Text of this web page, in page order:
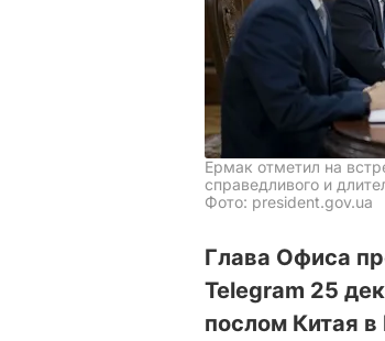
Ермак отметил на
справедливого и
Фото: president.gov.ua
Глава Офиса
Telegram 25
послом Китая